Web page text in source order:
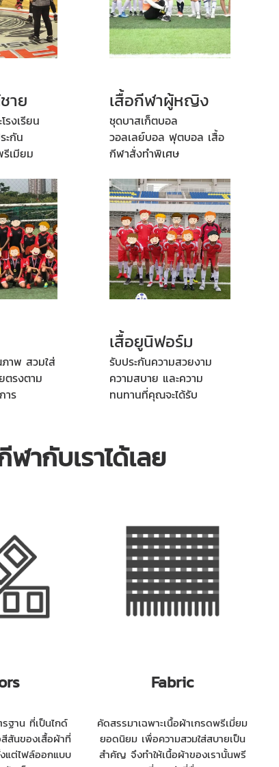
าย
รงเรียน
ะกัน
เมียม
าพ สวมใส่
รงตาม
าร
เสื้อกีฬาผู้หญิง
ชุดบาสเก็ตบอล
วอลเลย์บอล ฟุตบอล เสื้อ
กีฬาสั่งทำพิเศษ
เสื้อยูนิฟอร์ม
รับประกันความสวยงาม
ความสบาย และความ
ทนทานที่คุณจะได้รับ
ากับเราได้เลย
ฐาน ที่เป็นไกด์
สีสันของเสื้อผ้าที่
แต่ไฟล์ออกแบบ
Fabric
คัดสรรมาเฉพาะเนื้อผ้าเกรดพรีเมี่ยม
ยอดนิยม เพื่อความสวมใส่สบายเป็น
สำคัญ จึงทำให้เนื้อผ้าของเรานั้นพรี